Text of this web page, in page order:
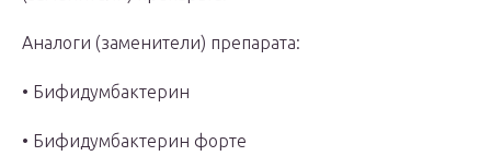
Аналоги (заменители) препарата:
• Бифидумбактерин
• Бифидумбактерин форте